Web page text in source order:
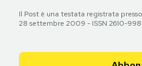
Il Post è una testata registrata
28 settembre 2009 - ISSN 2610-